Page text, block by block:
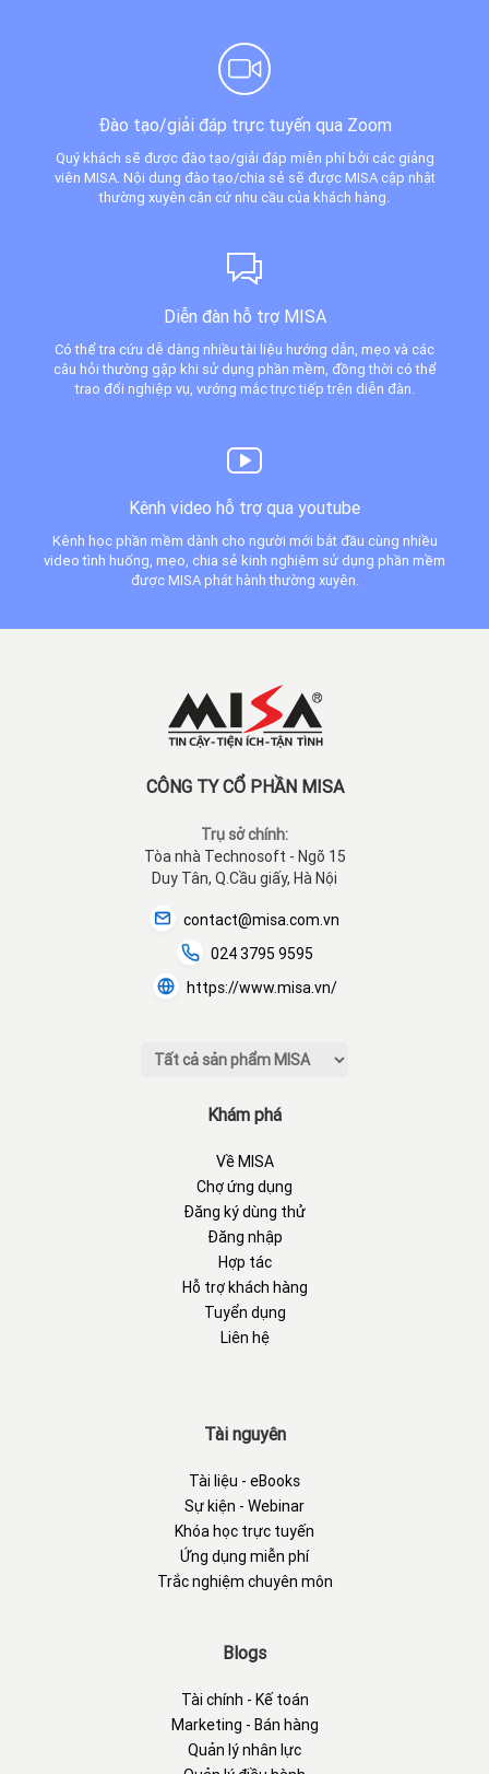
Đào tạo/giải đáp trực tuyến qua Zoom
Quý khách sẽ được đào tạo/giải đáp miễn phí bởi các giảng
viên MISA. Nội dung đào tạo/chia sẻ sẽ được MISA cập nhật
thường xuyên căn cứ nhu cầu của khách hàng.
Diễn đàn hỗ trợ MISA
Có thể tra cứu dễ dàng nhiều tài liệu hướng dẫn, mẹo và các
câu hỏi thường gặp khi sử dụng phần mềm, đồng thời có thể
trao đổi nghiệp vụ, vướng mắc trực tiếp trên diễn đàn.
Kênh video hỗ trợ qua youtube
Kênh học phần mềm dành cho người mới bắt đầu cùng nhiều
video tình huống, mẹo, chia sẻ kinh nghiệm sử dụng phần mềm
được MISA phát hành thường xuyên.
CÔNG TY CỔ PHẦN MISA
Trụ sở chính:
Tòa nhà Technosoft - Ngõ 15
Duy Tân, Q.Cầu giấy, Hà Nội
contact@misa.com.vn
024 3795 9595
https://www.misa.vn/
Khám phá
Về MISA
Chợ ứng dụng
Đăng ký dùng thử
Đăng nhập
Hợp tác
Hỗ trợ khách hàng
Tuyển dụng
Liên hệ
Tài nguyên
Tài liệu - eBooks
Sự kiện - Webinar
Khóa học trực tuyến
Ứng dụng miễn phí
Trắc nghiệm chuyên môn
Blogs
Tài chính - Kế toán
Marketing - Bán hàng
Quản lý nhân lực